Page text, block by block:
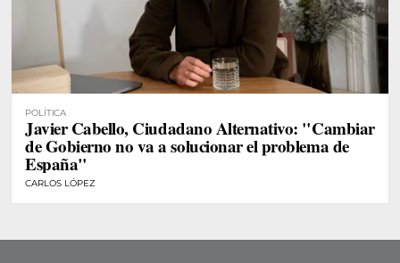
POLÍTICA
Javier Cabello, Ciudadano Alternativo: "Cambiar
de Gobierno no va a solucionar el problema de
España"
CARLOS LÓPEZ